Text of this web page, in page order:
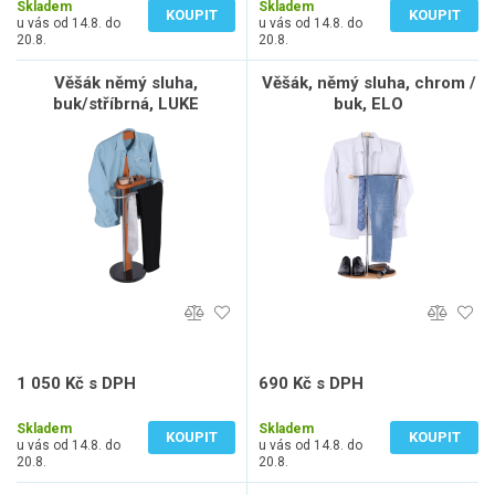
Skladem
u vás od 14.8. do
20.8.
KOUPIT
Skladem
u vás od 14.8. do
20.8.
KOUPIT
Věšák němý sluha,
buk/stříbrná, LUKE
1 050 Kč s DPH
Skladem
u vás od 14.8. do
20.8.
KOUPIT
Věšák, němý sluha, chrom /
buk, ELO
690 Kč s DPH
Skladem
u vás od 14.8. do
20.8.
KOUPIT